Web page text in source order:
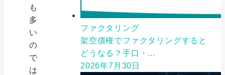
も
多
い
の
で
は
ファクタリング
架空債権でファクタリングすると
どうなる？手口・...
2026年7月30日